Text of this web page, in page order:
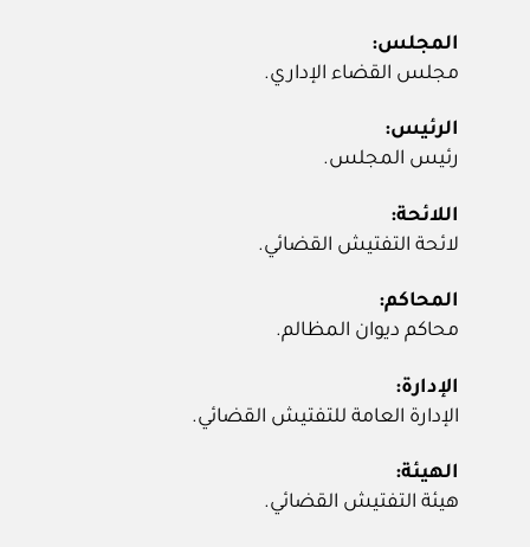
المجلس:
مجلس القضاء الإداري.
الرئيس:
رئيس المجلس.
اللائحة:
لائحة التفتيش القضائي.
المحاكم:
محاكم ديوان المظالم.
الإدارة:
الإدارة العامة للتفتيش القضائي.
الهيئة:
هيئة التفتيش القضائي.